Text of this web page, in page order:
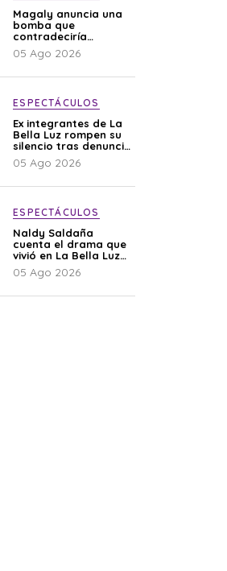
Magaly anuncia una
bomba que
contradeciría
comunicado de La
Bella Luz: “Hay un
05 Ago 2026
ESPECTÁCULOS
Ex integrantes de La
Bella Luz rompen su
silencio tras denuncia
de Naldy: “Todo el
mundo lo sabía”
05 Ago 2026
ESPECTÁCULOS
Naldy Saldaña
cuenta el drama que
vivió en La Bella Luz
tras denuncia al
director musical: “No
05 Ago 2026